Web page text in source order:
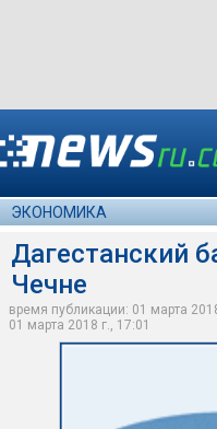
ЭКОНОМИКА
Дагестанский
Чечне
время публикации: 01 марта
01 марта 2018 г., 17:01